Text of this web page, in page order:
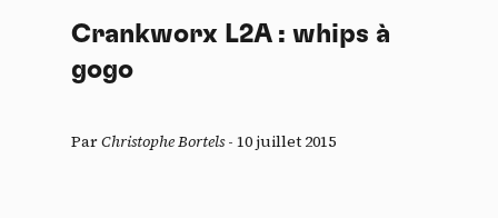
Crankworx L2A : whips à
gogo
ParChristophe Bortels- 10 juillet 2015